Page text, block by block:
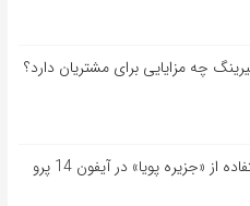
چه مزایایی برای مشتریان دارد؟
اپل ظاهرا در لحظه آخر تصمیم به استفاده از «جزیره پویا» در آیفون 14 پرو